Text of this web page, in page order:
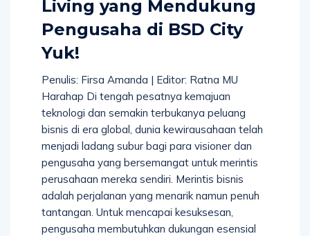
Living yang Mendukung
Pengusaha di BSD City
Yuk!
Penulis: Firsa Amanda | Editor: Ratna MU
Harahap Di tengah pesatnya kemajuan
teknologi dan semakin terbukanya peluang
bisnis di era global, dunia kewirausahaan telah
menjadi ladang subur bagi para visioner dan
pengusaha yang bersemangat untuk merintis
perusahaan mereka sendiri. Merintis bisnis
adalah perjalanan yang menarik namun penuh
tantangan. Untuk mencapai kesuksesan,
pengusaha membutuhkan dukungan esensial